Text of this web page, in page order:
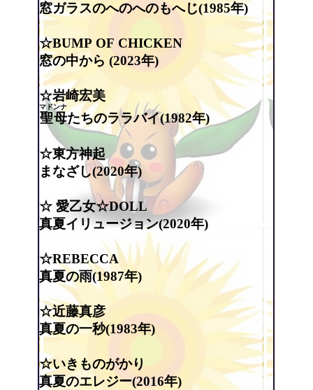
窓ガラスのへのへのもへじ(1985年)
☆BUMP OF CHICKEN
窓の中から (2023年)
☆岩崎宏美
聖母
マドンナ
たちのララバイ(1982年)
☆東方神起
まなざし(2020年)
☆ 愛乙女☆DOLL
真夏イリュージョン(2020年)
☆REBECCA
真夏の雨(1987年)
☆近藤真彦
真夏の一秒(1983年)
☆いきものがかり
真夏のエレジー(2016年)